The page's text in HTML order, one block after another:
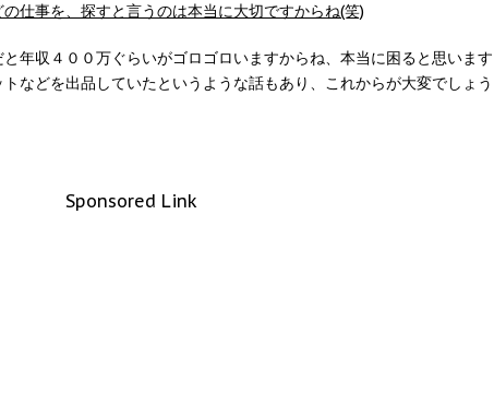
仕事を、探すと言うのは本当に大切ですからね(笑)
年収４００万ぐらいがゴロゴロいますからね、本当に困ると思います
などを出品していたというような話もあり、これからが大変でしょう
Sponsored Link